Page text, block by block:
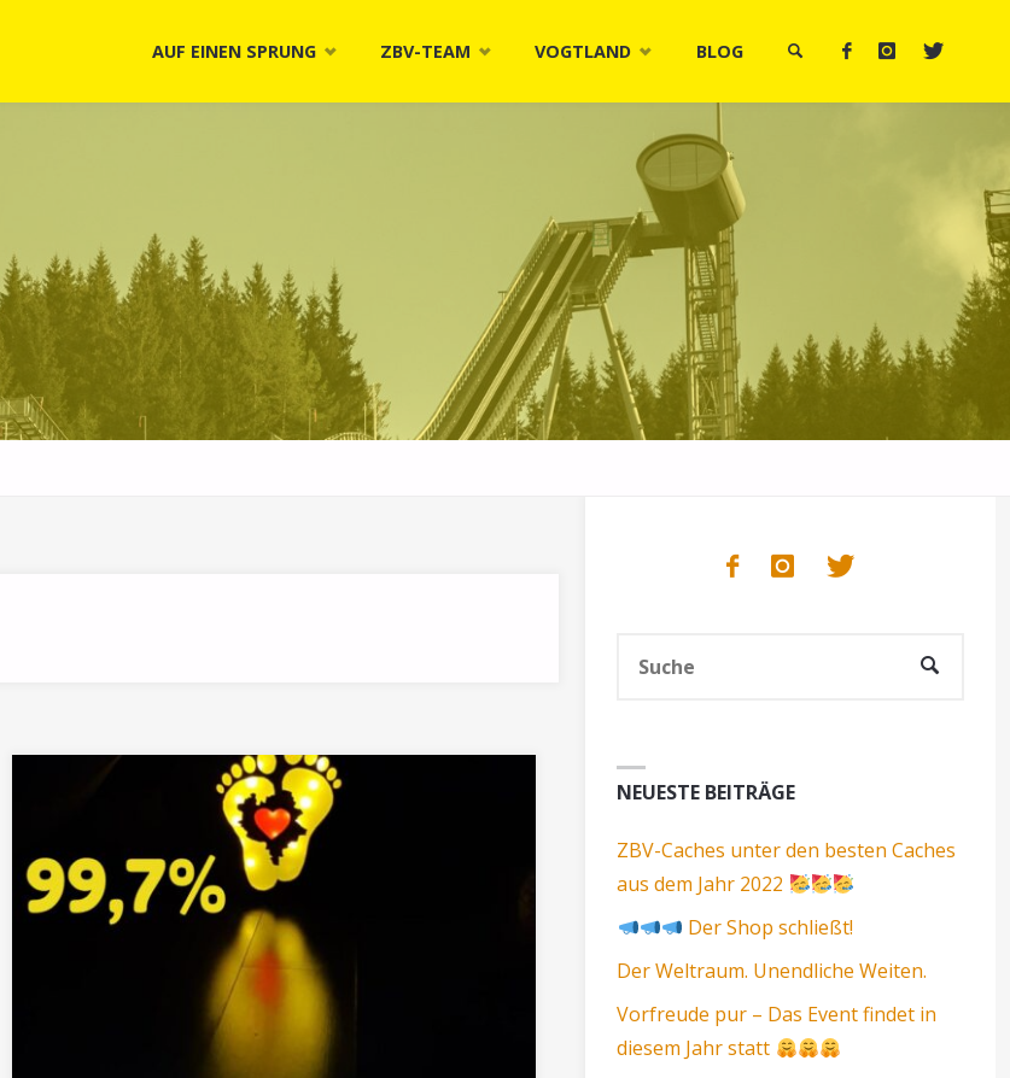
to
AUF EINEN SPRUNG ZBV-TEAM VOGTLAND BLOG
SUCHE
NEUESTE BEITRÄGE
ZBV-Caches unter den besten Caches
aus dem Jahr 2022
Der Shop schließt!
Der Weltraum. Unendliche Weiten.
Vorfreude pur – Das Event findet in
diesem Jahr statt